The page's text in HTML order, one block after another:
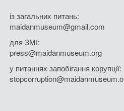
із загальних питань:
maidanmuseum@gmail.com
для ЗМІ:
press@maidanmuseum.org
у питаннях запобігання корупції: